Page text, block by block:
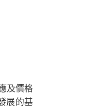
及價格
展的基